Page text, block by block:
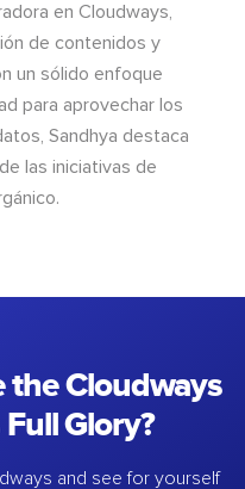
en Cloudways,
de contenidos y
un sólido enfoque
para aprovechar los
Sandhya destaca
las iniciativas de
the Cloudways
Glory?
and see for yourself